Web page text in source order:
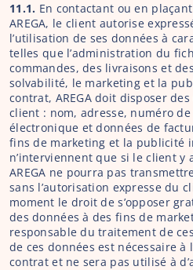
11.1. En contactant ou en
AREGA, le client autorise
l’utilisation de ses données à
telles que l’administration du
commandes, des livraisons et
solvabilité, le marketing et la
contrat, AREGA doit disposer
client : nom, adresse, numéro
électronique et données de
fins de marketing et la publicité
n’interviennent que si le client y
AREGA ne pourra pas
sans l’autorisation expresse du
moment le droit de s’opposer
des données à des fins de
responsable du traitement de
de ces données est nécessaire à
contrat et ne sera pas utilisé à